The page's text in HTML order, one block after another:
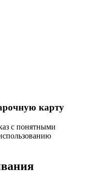
карту
с понятными